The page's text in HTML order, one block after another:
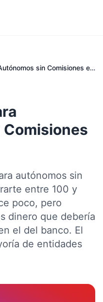
Mejor Banco para Autónomos sin Comisiones en 2026
autónomos sin
entre 100 y
poco, pero
dinero que debería
el del banco. El
de entidades